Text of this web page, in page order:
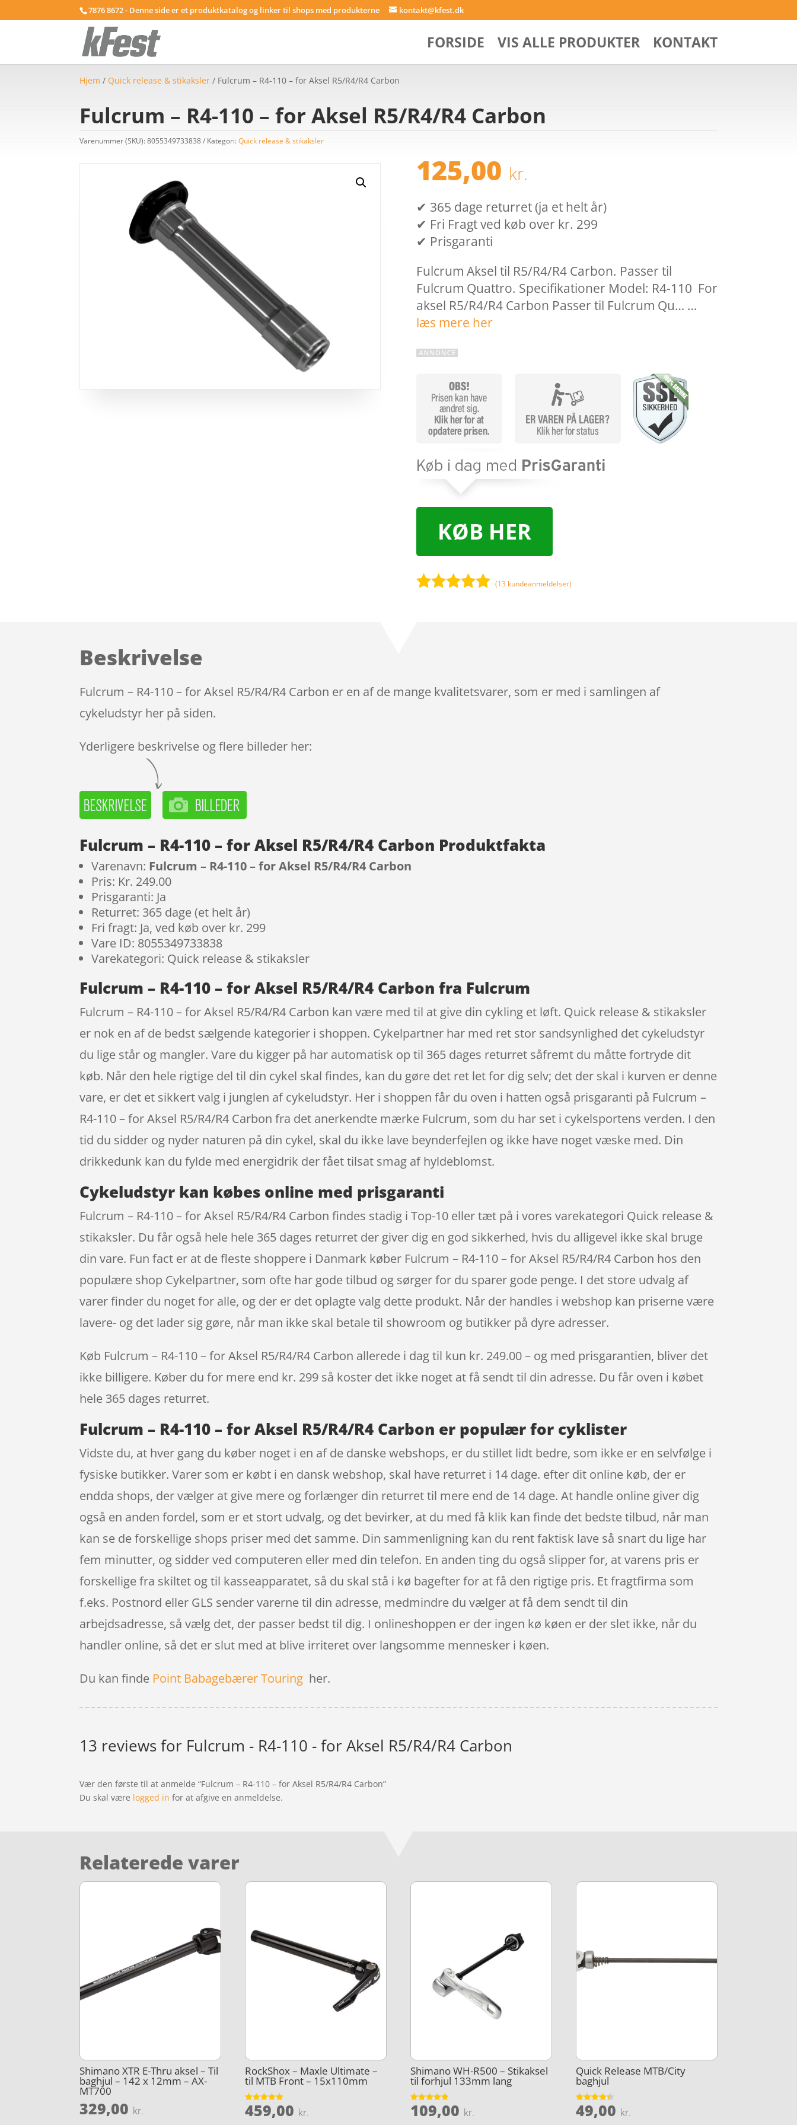
7876 8672 - Denne side er et produktkatalog og linker til shops med produkterne kontakt@kfest.dk
FORSIDE VIS ALLE PRODUKTER KONTAKT
Hjem / Quick release & stikaksler / Fulcrum – R4-110 – for Aksel R5/R4/R4 Carbon
Fulcrum – R4-110 – for Aksel R5/R4/R4 Carbon
Varenummer (SKU):8055349733838 Kategori:Quick release & stikaksler
125,00 kr.
✔ 365 dage returret (ja et helt år)
✔ Fri Fragt ved køb over kr. 299
✔ Prisgaranti
Fulcrum Aksel til R5/R4/R4 Carbon. Passer til
Fulcrum Quattro. Specifikationer Model: R4-110 For
aksel R5/R4/R4 Carbon Passer til Fulcrum Qu… …
læs mere her
KØB HER
(13 kundeanmeldelser)
Beskrivelse
Fulcrum – R4-110 – for Aksel R5/R4/R4 Carbon er en af de mange kvalitetsvarer, som er med i samlingen af
cykeludstyr her på siden.
Yderligere beskrivelse og flere billeder her:
Fulcrum – R4-110 – for Aksel R5/R4/R4 Carbon Produktfakta
Varenavn: Fulcrum – R4-110 – for Aksel R5/R4/R4 Carbon
Pris: Kr. 249.00
Prisgaranti: Ja
Returret: 365 dage (et helt år)
Fri fragt: Ja, ved køb over kr. 299
Vare ID: 8055349733838
Varekategori: Quick release & stikaksler
Fulcrum – R4-110 – for Aksel R5/R4/R4 Carbon fra Fulcrum
Fulcrum – R4-110 – for Aksel R5/R4/R4 Carbon kan være med til at give din cykling et løft. Quick release & stikaksler
er nok en af de bedst sælgende kategorier i shoppen. Cykelpartner har med ret stor sandsynlighed det cykeludstyr
du lige står og mangler. Vare du kigger på har automatisk op til 365 dages returret såfremt du måtte fortryde dit
køb. Når den hele rigtige del til din cykel skal findes, kan du gøre det ret let for dig selv; det der skal i kurven er denne
vare, er det et sikkert valg i junglen af cykeludstyr. Her i shoppen får du oven i hatten også prisgaranti på Fulcrum –
R4-110 – for Aksel R5/R4/R4 Carbon fra det anerkendte mærke Fulcrum, som du har set i cykelsportens verden. I den
tid du sidder og nyder naturen på din cykel, skal du ikke lave beynderfejlen og ikke have noget væske med. Din
drikkedunk kan du fylde med energidrik der fået tilsat smag af hyldeblomst.
Cykeludstyr kan købes online med prisgaranti
Fulcrum – R4-110 – for Aksel R5/R4/R4 Carbon findes stadig i Top-10 eller tæt på i vores varekategori Quick release &
stikaksler. Du får også hele hele 365 dages returret der giver dig en god sikkerhed, hvis du alligevel ikke skal bruge
din vare. Fun fact er at de fleste shoppere i Danmark køber Fulcrum – R4-110 – for Aksel R5/R4/R4 Carbon hos den
populære shop Cykelpartner, som ofte har gode tilbud og sørger for du sparer gode penge. I det store udvalg af
varer finder du noget for alle, og der er det oplagte valg dette produkt. Når der handles i webshop kan priserne være
lavere- og det lader sig gøre, når man ikke skal betale til showroom og butikker på dyre adresser.
Køb Fulcrum – R4-110 – for Aksel R5/R4/R4 Carbon allerede i dag til kun kr. 249.00 – og med prisgarantien, bliver det
ikke billigere. Køber du for mere end kr. 299 så koster det ikke noget at få sendt til din adresse. Du får oven i købet
hele 365 dages returret.
Fulcrum – R4-110 – for Aksel R5/R4/R4 Carbon er populær for cyklister
Vidste du, at hver gang du køber noget i en af de danske webshops, er du stillet lidt bedre, som ikke er en selvfølge i
fysiske butikker. Varer som er købt i en dansk webshop, skal have returret i 14 dage. efter dit online køb, der er
endda shops, der vælger at give mere og forlænger din returret til mere end de 14 dage. At handle online giver dig
også en anden fordel, som er et stort udvalg, og det bevirker, at du med få klik kan finde det bedste tilbud, når man
kan se de forskellige shops priser med det samme. Din sammenligning kan du rent faktisk lave så snart du lige har
fem minutter, og sidder ved computeren eller med din telefon. En anden ting du også slipper for, at varens pris er
forskellige fra skiltet og til kasseapparatet, så du skal stå i kø bagefter for at få den rigtige pris. Et fragtfirma som
f.eks. Postnord eller GLS sender varerne til din adresse, medmindre du vælger at få dem sendt til din
arbejdsadresse, så vælg det, der passer bedst til dig. I onlineshoppen er der ingen kø køen er der slet ikke, når du
handler online, så det er slut med at blive irriteret over langsomme mennesker i køen.
Du kan finde Point Babagebærer Touring her.
13 reviews for Fulcrum - R4-110 - for Aksel R5/R4/R4 Carbon
Vær den første til at anmelde “Fulcrum – R4-110 – for Aksel R5/R4/R4 Carbon”
Du skal være logged in for at afgive en anmeldelse.
Relaterede varer
Shimano XTR E-Thru aksel – Til
baghjul – 142 x 12mm – AX-
MT700
329,00 kr.
RockShox – Maxle Ultimate –
til MTB Front – 15x110mm
Vurderet
5
459,00 kr.
Shimano WH-R500 – Stikaksel
til forhjul 133mm lang
Vurderet
109,00 kr.
Quick Release MTB/City
baghjul
Vurderet
4.4
49,00 kr.